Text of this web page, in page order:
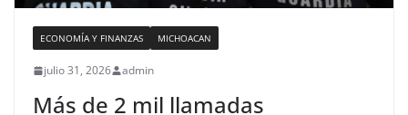
ECONOMÍA Y FINANZAS MICHOACAN
julio 31, 2026 admin
Más de 2 mil llamadas